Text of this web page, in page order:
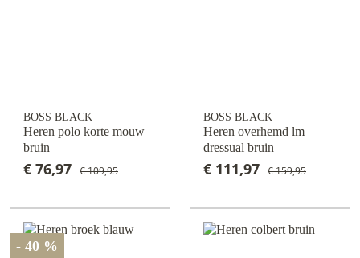
BOSS BLACK
Heren polo korte mouw
bruin
€ 76,97 € 109,95
BOSS BLACK
Heren overhemd lm
dressual bruin
€ 111,97 € 159,95
- 40 %